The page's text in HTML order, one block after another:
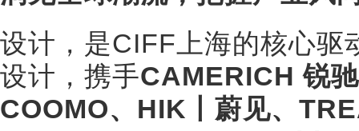
设计，是CIFF上海的核心驱
设计，携手CAMERICH 锐
COOMO、HIK丨蔚见、